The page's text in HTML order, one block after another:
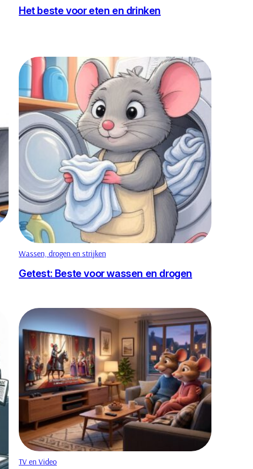
Het beste voor eten en drinken
Wassen, drogen en strijken
Getest: Beste voor wassen en drogen
TV en Video